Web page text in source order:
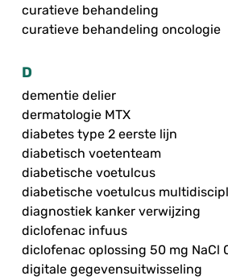
curatieve behandeling
curatieve behandeling oncologie
D
dementie delier
dermatologie MTX
diabetes type 2 eerste lijn
diabetisch voetenteam
diabetische voetulcus
diabetische voetulcus
diagnostiek kanker verwijzing
diclofenac infuus
diclofenac oplossing 50 mg NaCl
digitale gegevensuitwisseling